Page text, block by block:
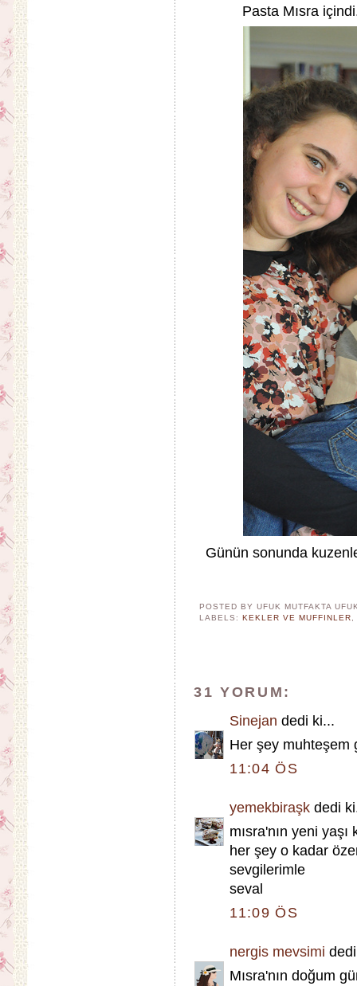
Pasta Mısra
Günün sonunda
POSTED BY UFUK MUTFAKTA
LABELS:KEKLER VE MUFFINLER
31 YORUM:
Sinejan dedi ki...
Her şey muhteşem
11:04 ÖS
yemekbiraşk dedi
mısra'nın yeni
her şey o kadar
sevgilerimle
seval
11:09 ÖS
nergis mevsimi
Mısra'nın doğum